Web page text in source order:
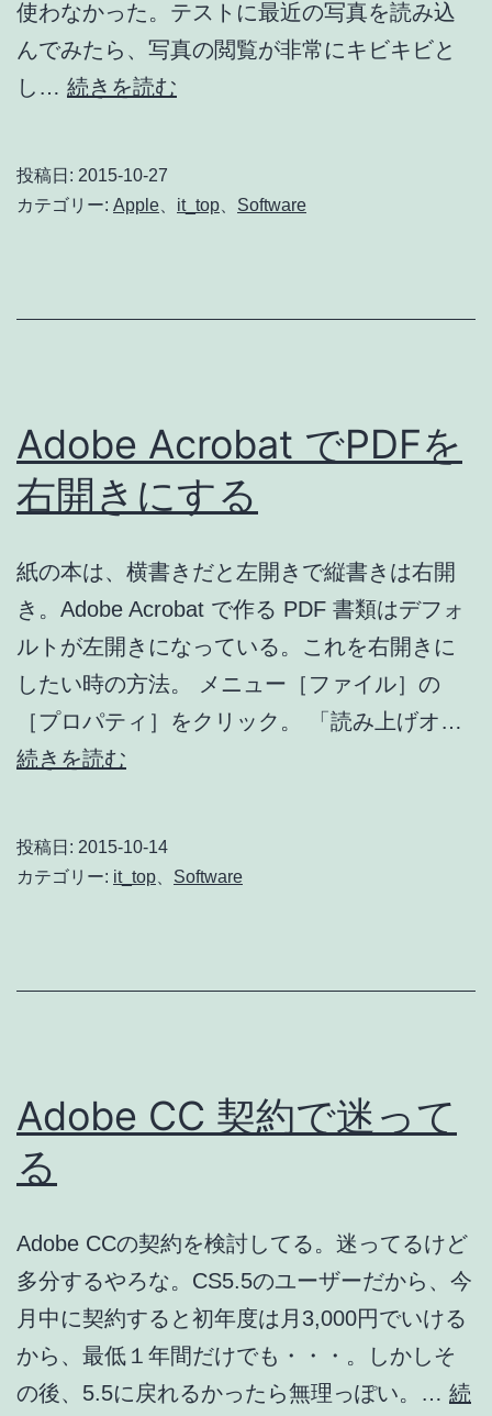
み
込
使わなかった。テストに最近の写真を読み込
んでみたら、写真の閲覧が非常にキビキビと
し… 続きを読む
「写
投稿日: 2015-10-27
カテゴリー: Apple it_top Software
Adobe Acrobat でPDFを
右開きにする
紙の本は、横書きだと左開きで縦書きは右開
き。Adobe Acrobat で作る PDF 書類はデフォ
ルトが左開きになっている。これを右開きに
したい時の方法。 メニュー［ファイル］の
［プロパティ］をクリック。 「読み上げオ…
続きを読む
PDF
る
投稿日: 2015-10-14
カテゴリー: it_top Software
Adobe CC 契約で迷って
る
Adobe CCの契約を検討してる。迷ってるけど
多分するやろな。CS5.5のユーザーだから、今
月中に契約すると初年度は月3,000円でいける
から、最低１年間だけでも・・・。しかしそ
の後、5.5に戻れるかったら無理っぽい。… 続